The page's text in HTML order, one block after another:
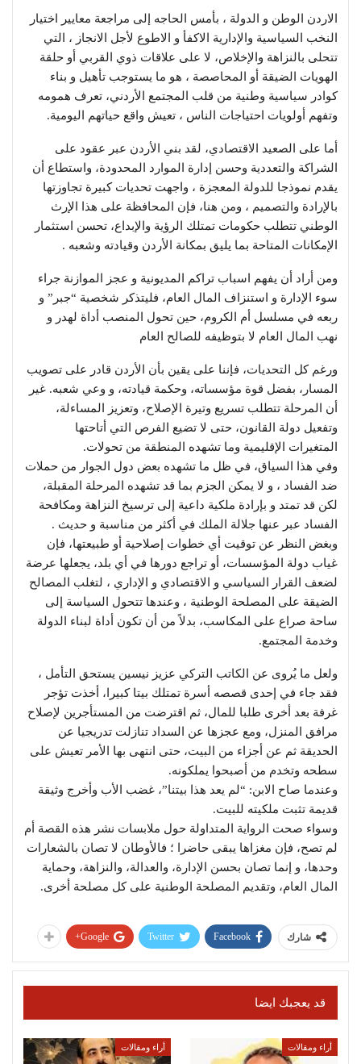
الاردن الوطن و الدولة ، بأمس الحاجه إلى مراجعة معايير اختيار
النخب السياسية والإدارية الاكفأ و الاطوع لأجل الانجاز ، التي
تتحلى بالنزاهة والإخلاص، لا على علاقات ذوي القربي أو حلقة
الهويات الضيقة أو المحاصصة ، هو ما يستوجب تأهيل و بناء
كوادر سياسية وطنية من قلب المجتمع الأردني، تعرف همومه
وتفهم أولويات احتياجات الناس ، تعيش واقع حياتهم اليومية.
أما على الصعيد الاقتصادي، لقد بني الأردن عبر عقود على
الشراكة والتعددية وحسن إدارة الموارد المحدودة، واستطاع أن
يقدم نموذجا للدولة المعجزة ، واجهت تحديات كبيرة تجاوزتها
بالإرادة والتصميم ، ومن هنا، فإن المحافظة على هذا الإرث
الوطني تتطلب حكومات تمتلك الرؤية والإبداع، تحسن استثمار
الإمكانات المتاحة بما يليق بمكانة الأردن وقيادته وشعبه .
ومن أراد أن يفهم اسباب تراكم المديونية و عجز الموازنة جراء
سوء الإدارة و استنزاف المال العام، فليتذكر شخصية “جبر” و
ربعه في مسلسل أم الكروم، حين تحول المنصب أداة لهدر و
نهب المال العام لا بتوظيفه للصالح العام
ورغم كل التحديات، فإننا على يقين بأن الأردن قادر على تصويب
المسار، بفضل قوة مؤسساته، وحكمة قيادته، و وعي شعبه. غير
أن المرحلة تتطلب تسريع وتيرة الإصلاح، وتعزيز المساءلة،
وتفعيل دولة القانون، حتى لا تضيع الفرص التي أتاحتها
المتغيرات الإقليمية وما تشهده المنطقة من تحولات.
وفي هذا السياق، في ظل ما تشهده بعض دول الجوار من حملات
ضد الفساد ، و لا يمكن الجزم بما قد تشهده المرحلة المقبلة،
لكن قد تمتد و بإرادة ملكية داعية إلى ترسيخ النزاهة ومكافحة
الفساد عبر عنها جلالة الملك في أكثر من مناسبة و حديث .
وبغض النظر عن توقيت أي خطوات إصلاحية أو طبيعتها، فإن
غياب دولة المؤسسات، أو تراجع دورها في أي بلد، يجعلها عرضة
لضعف القرار السياسي و الاقتصادي و الإداري ، لتغلب المصالح
الضيقة على المصلحة الوطنية ، وعندها تتحول السياسة إلى
ساحة صراع على المكاسب، بدلاً من أن تكون أداة لبناء الدولة
وخدمة المجتمع.
ولعل ما يُروى عن الكاتب التركي عزيز نيسين يستحق التأمل ،
فقد جاء في إحدى قصصه أسرة تمتلك بيتا كبيرا، أخذت تؤجر
غرفة بعد أخرى طلبا للمال، ثم اقترضت من المستأجرين لإصلاح
مرافق المنزل، ومع عجزها عن السداد تنازلت تدريجيا عن
الحديقة ثم عن أجزاء من البيت، حتى انتهى بها الأمر تعيش على
سطحه وتخدم من أصبحوا يملكونه.
وعندما صاح الابن: “لم يعد هذا بيتنا”، غضب الأب وأخرج وثيقة
قديمة تثبت ملكيته للبيت.
وسواء صحت الرواية المتداولة حول ملابسات نشر هذه القصة أم
لم تصح، فإن مغزاها يبقى حاضرا ؛ فالأوطان لا تصان بالشعارات
وحدها، و إنما تصان بحسن الإدارة، والعدالة، والنزاهة، وحماية
المال العام، وتقديم المصلحة الوطنية على كل مصلحة أخرى.
شارك Facebook
Twitter
Google+
قد يعجبك ايضا
أراء ومقالات أراء ومقالات